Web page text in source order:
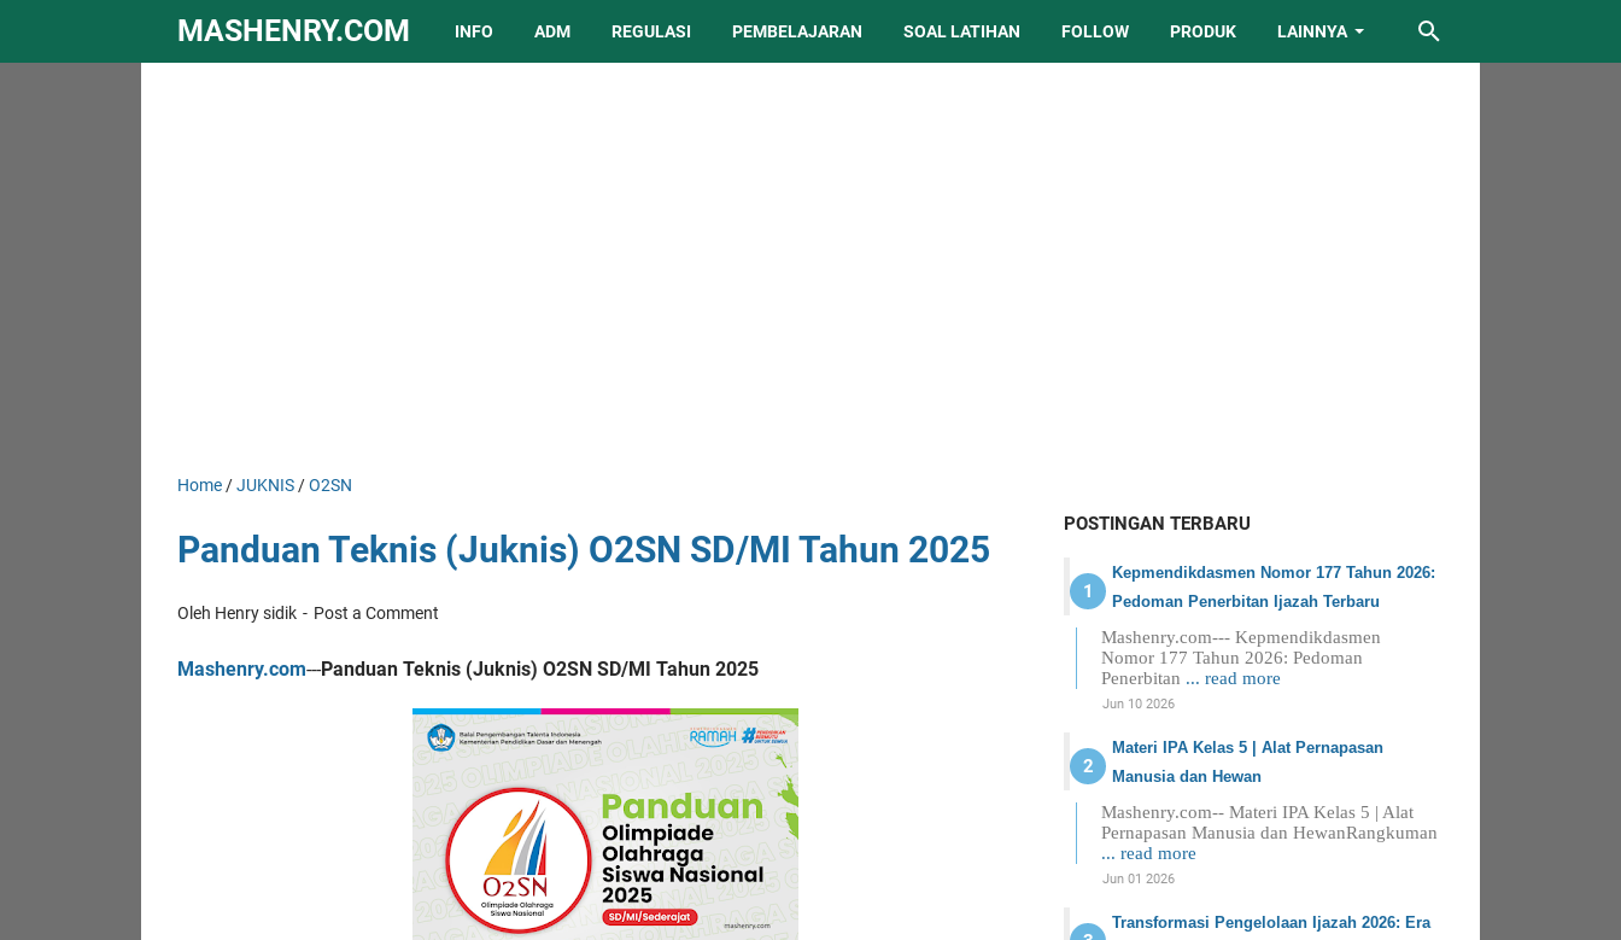
MASHENRY.COM INFO ADM REGULASI PEMBELAJARAN SOAL LATIHAN FOLLOW PRODUK LAINNYA
Home /JUKNIS /O2SN
Panduan Teknis (Juknis) O2SN SD/MI Tahun 2025
Oleh Henry sidik Post a Comment
Mashenry.com---Panduan Teknis (Juknis) O2SN SD/MI Tahun 2025
POSTINGAN TERBARU
Kepmendikdasmen Nomor 177 Tahun 2026:
Pedoman Penerbitan Ijazah Terbaru
Mashenry.com--- Kepmendikdasmen
Nomor 177 Tahun 2026: Pedoman
Penerbitan ... read more
Jun 10 2026
Materi IPA Kelas 5 | Alat Pernapasan
Manusia dan Hewan
Mashenry.com-- Materi IPA Kelas 5 | Alat
Pernapasan Manusia dan HewanRangkuman
... read more
Jun 01 2026
Transformasi Pengelolaan Ijazah 2026: Era